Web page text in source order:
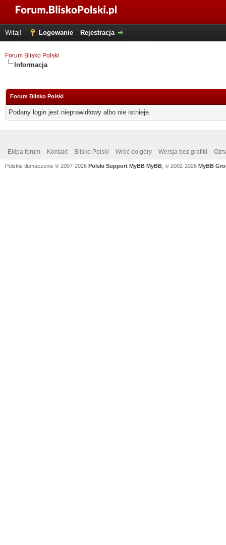
Witaj! Logowanie Rejestracja
Forum Blisko Polski
Informacja
Forum Blisko Polski
Podany login jest nieprawidłowy albo nie istnieje.
Ekipa forum Kontakt Blisko Polski Wróć do góry Wersja bez grafiki
Polskie tłumaczenie © 2007-2026 Polski Support MyBB MyBB , © 2002-2026 MyBB